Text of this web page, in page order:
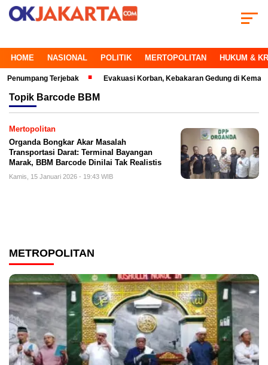
HOME NASIONAL POLITIK MERTOPOLITAN HUKUM &
Terjebak Evakuasi Korban, Kebakaran Gedung di Kemayoran
Topik Barcode BBM
Mertopolitan
Organda Bongkar Akar Masalah
Transportasi Darat: Terminal Bayangan
Marak, BBM Barcode Dinilai Tak Realistis
Kamis, 15 Januari 2026 - 19:43 WIB
METROPOLITAN